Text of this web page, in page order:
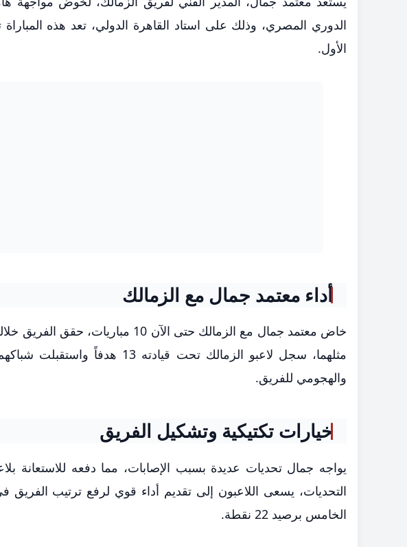
الدوري المصري، وذلك على استاد القاهرة الدولي، تعد هذه
الأول.
أداء معتمد جمال مع الزمالك
والهجومي للفريق.
خيارات تكتيكية وتشكيل الفريق
يواجه جمال تحديات عديدة بسبب الإصابات، مما دفعه للاستعانة
التحديات، يسعى اللاعبون إلى تقديم أداء قوي لرفع ترتيب الفريق
الخامس برصيد 22 نقطة.